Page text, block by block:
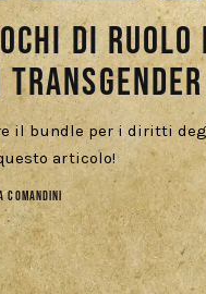
di
il bundle per i diritti
articolo!
COMANDINI